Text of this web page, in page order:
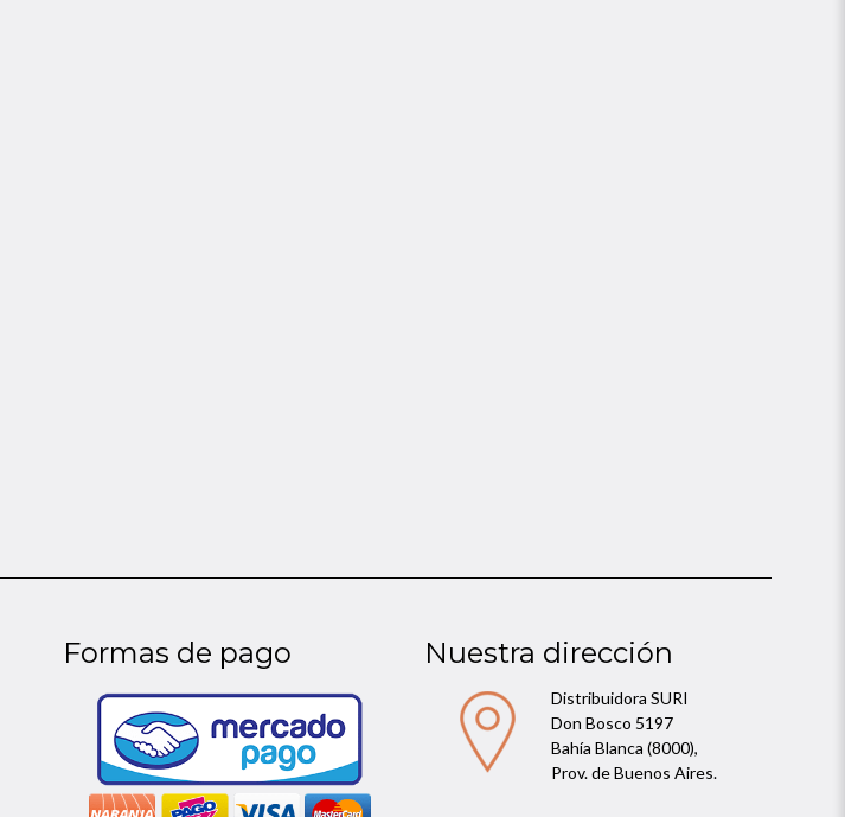
Formas de pago Nuestra dirección
Distribuidora SURI
Don Bosco 5197
Bahía Blanca (8000),
Prov. de Buenos Aires.